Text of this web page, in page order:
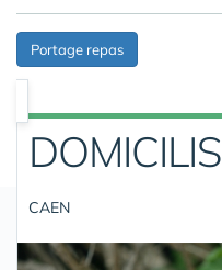
Portage repas
DOMICILIS
CAEN